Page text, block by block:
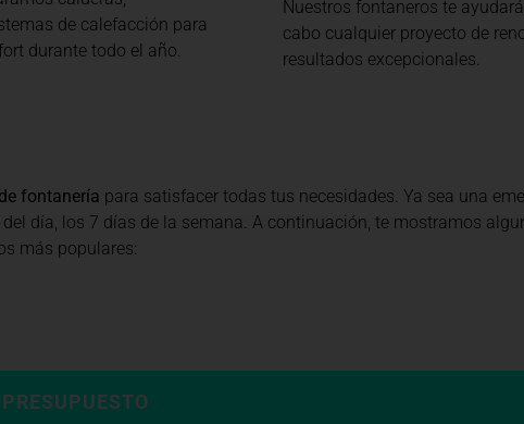
de calefacción para
durante todo el año.
Nuestros fontaneros te
cabo cualquier proyecto de
resultados excepcionales.
fontanería para satisfacer todas tus necesidades. Ya sea una
día, los 7 días de la semana. A continuación, te mostramos
más populares: